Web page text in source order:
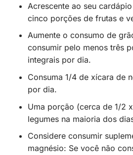
Acrescente ao seu
cinco porções de frutas e
Aumente o consumo de
consumir pelo menos três
integrais por dia.
Consuma 1/4 de xícara de
por dia.
Uma porção (cerca de 1/2
legumes na maioria dos
Considere consumir
magnésio: Se você não